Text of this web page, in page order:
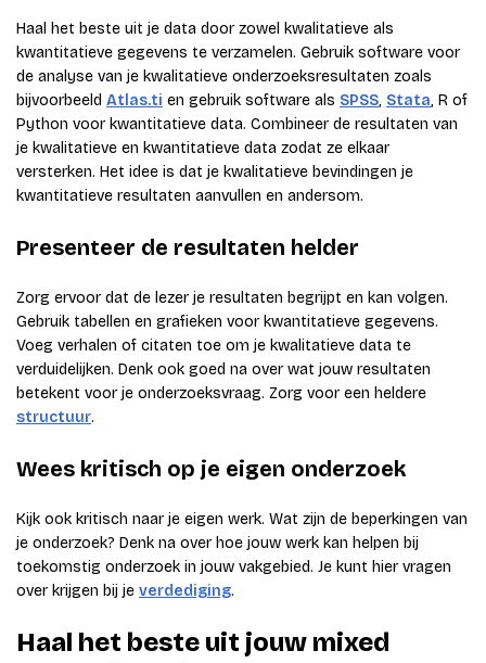
Haal het beste uit je data door zowel kwalitatieve als
kwantitatieve gegevens te verzamelen. Gebruik software voor
de analyse van je kwalitatieve onderzoeksresultaten zoals
bijvoorbeeld Atlas.ti en gebruik software als SPSS, Stata, R of
Python voor kwantitatieve data. Combineer de resultaten van
je kwalitatieve en kwantitatieve data zodat ze elkaar
versterken. Het idee is dat je kwalitatieve bevindingen je
kwantitatieve resultaten aanvullen en andersom.
Presenteer de resultaten helder
Zorg ervoor dat de lezer je resultaten begrijpt en kan volgen.
Gebruik tabellen en grafieken voor kwantitatieve gegevens.
Voeg verhalen of citaten toe om je kwalitatieve data te
verduidelijken. Denk ook goed na over wat jouw resultaten
betekent voor je onderzoeksvraag. Zorg voor een heldere
structuur.
Wees kritisch op je eigen onderzoek
Kijk ook kritisch naar je eigen werk. Wat zijn de beperkingen van
je onderzoek? Denk na over hoe jouw werk kan helpen bij
toekomstig onderzoek in jouw vakgebied. Je kunt hier vragen
over krijgen bij je verdediging.
Haal het beste uit jouw mixed